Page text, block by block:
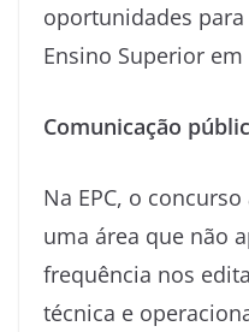
oportunidades
Ensino Superior
Comunicação
Na EPC, o
uma área que não
frequência nos
técnica e